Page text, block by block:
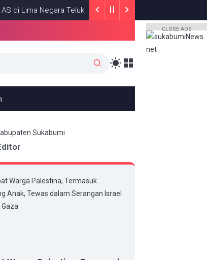
Negara Teluk HEADLINEJULY 13, 2026
CLOSE ADS